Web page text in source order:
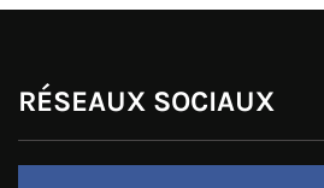
RÉSEAUX SOCIAUX